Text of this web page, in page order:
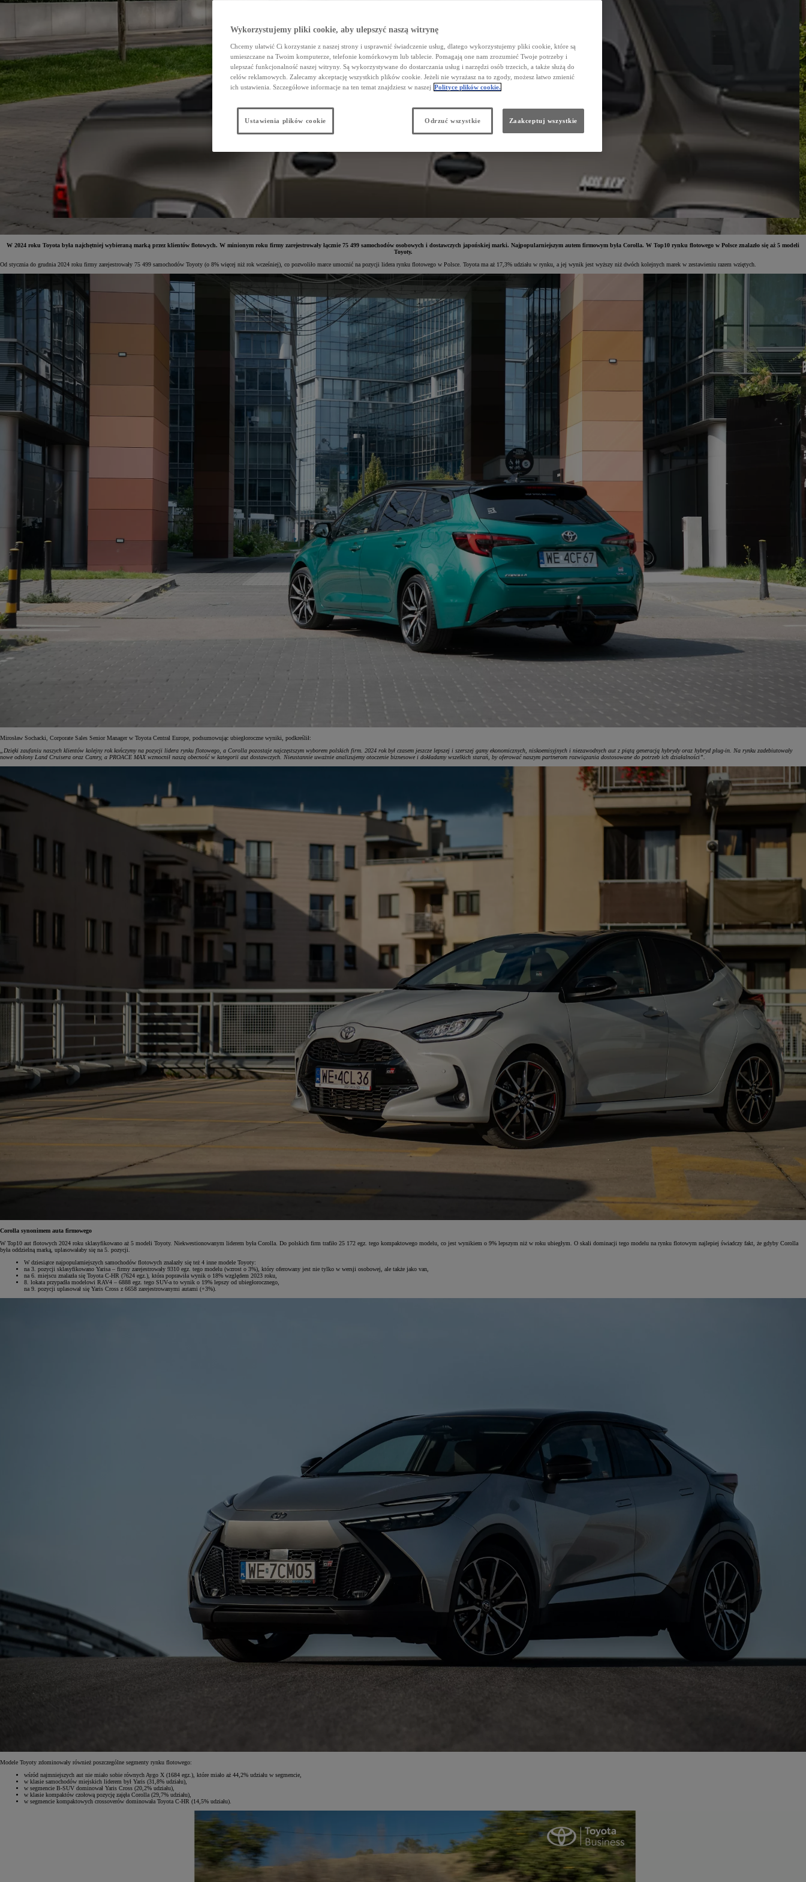
PROACE Max
RÓWNIEŻ ELECTRIC
117 670 zł
PROACE CITY
W 2024 roku Toyota była najchętniej wybieraną marką przez klientów flotowych. W minionym roku firmy zarejestrowały łącznie 75 499 samochodów osobowych i dostawczych japońskiej marki. Najpopularniejszym autem firmowym była Corolla. W Top10 rynku flotowego w Polsce znalazło się aż 5 modeli
Toyoty.
Od stycznia do grudnia 2024 roku firmy zarejestrowały 75 499 samochodów Toyoty (o 8% więcej niż rok wcześniej), co pozwoliło marce umocnić na pozycji lidera rynku flotowego w Polsce. Toyota ma aż 17,3% udziału w rynku, a jej wynik jest wyższy niż dwóch kolejnych marek w zestawieniu razem wziętych.
Mirosław Sochacki, Corporate Sales Senior Manager w Toyota Central Europe, podsumowując ubiegłoroczne wyniki, podkreślił:
„Dzięki zaufaniu naszych klientów kolejny rok kończymy na pozycji lidera rynku flotowego, a Corolla pozostaje najczęstszym wyborem polskich firm. 2024 rok był czasem jeszcze lepszej i szerszej gamy ekonomicznych, niskoemisyjnych i niezawodnych aut z piątą generacją hybrydy oraz hybryd plug-in. Na rynku zadebiutowały
nowe odsłony Land Cruisera oraz Camry, a PROACE MAX wzmocnił naszą obecność w kategorii aut dostawczych. Nieustannie uważnie analizujemy otoczenie biznesowe i dokładamy wszelkich starań, by oferować naszym partnerom rozwiązania dostosowane do potrzeb ich działalności”.
Corolla synonimem auta firmowego
W Top10 aut flotowych 2024 roku sklasyfikowano aż 5 modeli Toyoty. Niekwestionowanym liderem była Corolla. Do polskich firm trafiło 25 172 egz. tego kompaktowego modelu, co jest wynikiem o 9% lepszym niż w roku ubiegłym. O skali dominacji tego modelu na rynku flotowym najlepiej świadczy fakt, że gdyby Corolla
była oddzielną marką, uplasowałaby się na 5. pozycji.
W dziesiątce najpopularniejszych samochodów flotowych znalazły się też 4 inne modele Toyoty:
na 3. pozycji sklasyfikowano Yarisa – firmy zarejestrowały 9310 egz. tego modelu (wzrost o 3%), który oferowany jest nie tylko w wersji osobowej, ale także jako van,
na 6. miejscu znalazła się Toyota C-HR (7624 egz.), która poprawiła wynik o 18% względem 2023 roku,
8. lokata przypadła modelowi RAV4 – 6888 egz. tego SUV-a to wynik o 19% lepszy od ubiegłorocznego,
na 9. pozycji uplasował się Yaris Cross z 6658 zarejestrowanymi autami (+3%).
Modele Toyoty zdominowały również poszczególne segmenty rynku flotowego:
wśród najmniejszych aut nie miało sobie równych Aygo X (1684 egz.), które miało aż 44,2% udziału w segmencie,
w klasie samochodów miejskich liderem był Yaris (31,8% udziału),
w segmencie B-SUV dominował Yaris Cross (20,2% udziału),
w klasie kompaktów czołową pozycję zajęła Corolla (29,7% udziału),
w segmencie kompaktowych crossoverów dominowała Toyota C-HR (14,5% udziału).
Wykorzystujemy pliki cookie, aby ulepszyć naszą witrynę
Chcemy ułatwić Ci korzystanie z naszej strony i usprawnić świadczenie usług, dlatego wykorzystujemy pliki cookie, które są
umieszczane na Twoim komputerze, telefonie komórkowym lub tablecie. Pomagają one nam zrozumieć Twoje potrzeby i
ulepszać funkcjonalność naszej witryny. Są wykorzystywane do dostarczania usług i narzędzi osób trzecich, a także służą do
celów reklamowych. Zalecamy akceptację wszystkich plików cookie. Jeżeli nie wyrażasz na to zgody, możesz łatwo zmienić
ich ustawienia. Szczegółowe informacje na ten temat znajdziesz w naszej Polityce plików cookie.
Odrzuć wszystkie Zaakceptuj wszystkie
Ustawienia plików cookie